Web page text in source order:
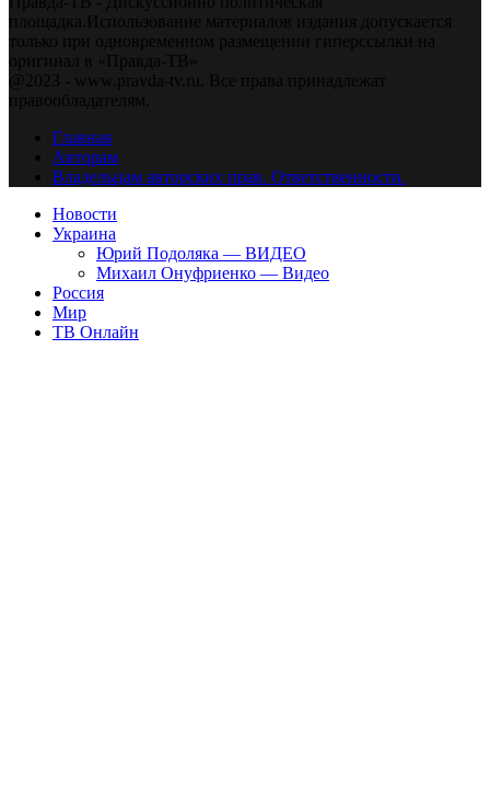
площадка.Использование материалов издания допускается
только при одновременном размещении гиперссылки на
оригинал в «Правда-ТВ»
@2023 - www.pravda-tv.ru. Все права принадлежат
правообладателям.
Главная
Авторам
Владельцам авторских прав. Ответственности.
Новости
Украина
Юрий Подоляка — ВИДЕО
Михаил Онуфриенко — Видео
Россия
Мир
ТВ Онлайн